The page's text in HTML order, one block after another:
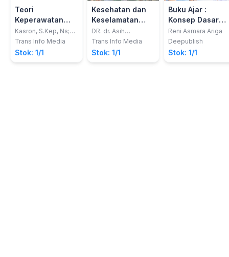
Teori
Keperawatan
dan Tokohnya
Kasron, S.Kep, Ns;
Sahran, S.Kep, Ns;
S.Kep, Ns
Trans Info Media
Stok: 1/1
Kesehatan dan
Keselamatan
Kerja Rumah
Sakit untuk
Mahasiswa dan
Rumah Sakit
DR. dr. Asih
Widowati. MARS
Trans Info Media
Stok: 1/1
Buku Ajar :
Konsep Dasar
Keperawatan
Reni Asmara Ariga
Deepublish
Stok: 1/1